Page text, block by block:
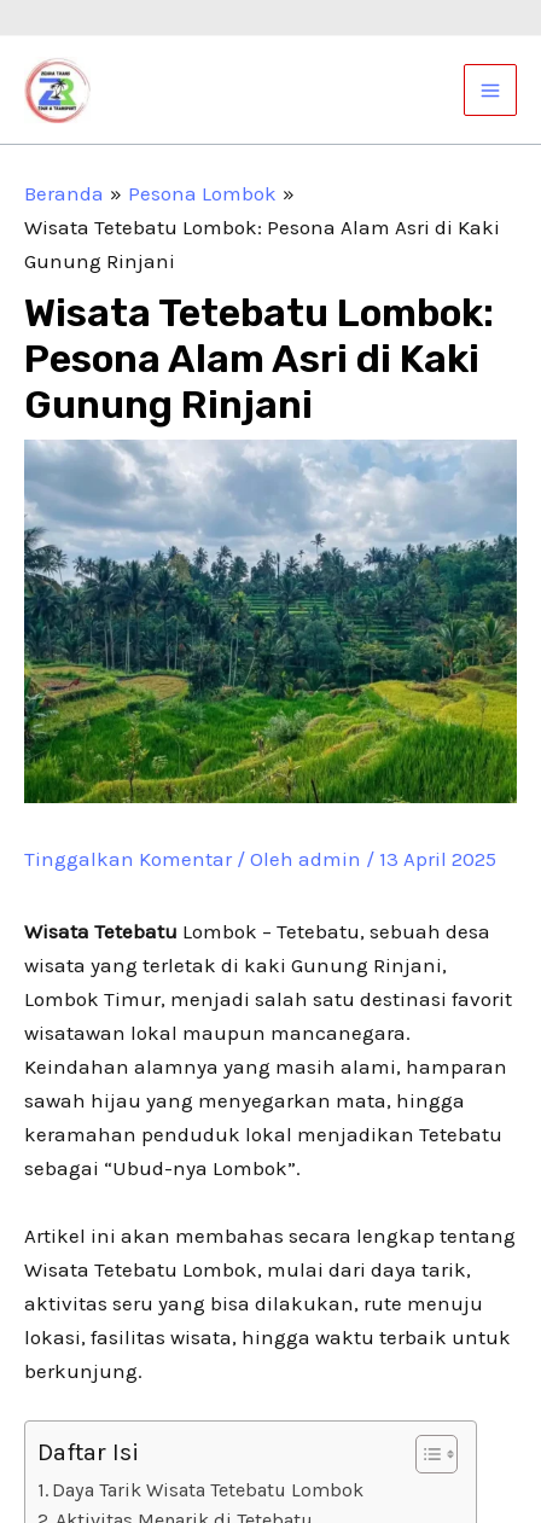
konten
Main
Beranda
Pesona Lombok
Wisata Tetebatu Lombok: Pesona Alam Asri di Kaki
Gunung Rinjani
Wisata Tetebatu Lombok:
Pesona Alam Asri di Kaki
Gunung Rinjani
Tinggalkan Komentar / Oleh admin / 13 April 2025
Wisata Tetebatu Lombok – Tetebatu, sebuah desa
wisata yang terletak di kaki Gunung Rinjani,
Lombok Timur, menjadi salah satu destinasi favorit
wisatawan lokal maupun mancanegara.
Keindahan alamnya yang masih alami, hamparan
sawah hijau yang menyegarkan mata, hingga
keramahan penduduk lokal menjadikan Tetebatu
sebagai “Ubud-nya Lombok”.
Artikel ini akan membahas secara lengkap tentang
Wisata Tetebatu Lombok, mulai dari daya tarik,
aktivitas seru yang bisa dilakukan, rute menuju
lokasi, fasilitas wisata, hingga waktu terbaik untuk
berkunjung.
Daftar Isi
Daya Tarik Wisata Tetebatu Lombok